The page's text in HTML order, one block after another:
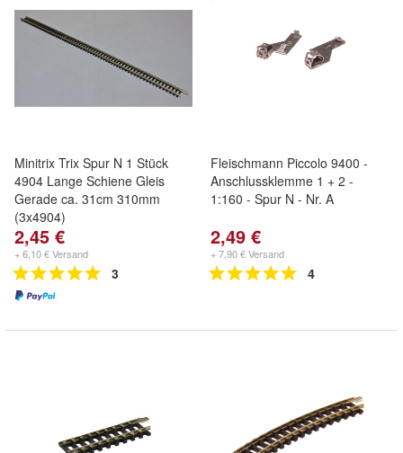
Minitrix Trix Spur N 1 Stück
4904 Lange Schiene Gleis
Gerade ca. 31cm 310mm
(3x4904)
2,45 €
+ 6,10 € Versand
3
Fleischmann Piccolo 9400 -
Anschlussklemme 1 + 2 -
1:160 - Spur N - Nr. A
2,49 €
+ 7,90 € Versand
4